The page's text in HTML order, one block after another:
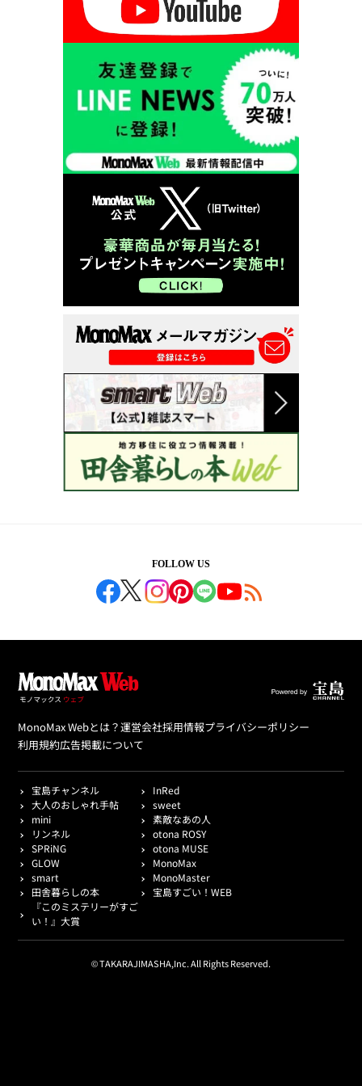
FOLLOW US
MonoMax Webとは？運営会社採用情報プライバシーポリシー
利用規約広告掲載について
宝島チャンネル
InRed
大人のおしゃれ手帖
sweet
mini
素敵なあの人
リンネル
otona ROSY
SPRiNG
otona MUSE
GLOW
MonoMax
smart
MonoMaster
田舎暮らしの本
宝島すごい！WEB
『このミステリーがすご
い！』大賞
© TAKARAJIMASHA,Inc. All Rights Reserved.